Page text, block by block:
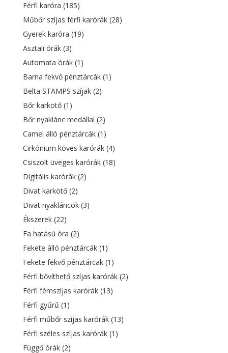
Férfi karóra (185)
Műbőr szíjas férfi karórák (28)
Gyerek karóra (19)
Asztali órák (3)
Automata órák (1)
Barna fekvő pénztárcák (1)
Belta STAMPS szíjak (2)
Bőr karkötő (1)
Bőr nyaklánc medállal (2)
Camel álló pénztárcák (1)
Cirkónium köves karórák (4)
Csiszolt üveges karórák (18)
Digitális karórák (2)
Divat karkötő (2)
Divat nyakláncok (3)
Ékszerek (22)
Fa hatású óra (2)
Fekete álló pénztárcák (1)
Fekete fekvő pénztárcak (1)
Férfi bővíthető szíjas karórák (2)
Férfi fémszíjas karórák (13)
Férfi gyűrű (1)
Férfi műbőr szíjas karórák (13)
Férfi széles szíjas karórák (1)
Függő órák (2)